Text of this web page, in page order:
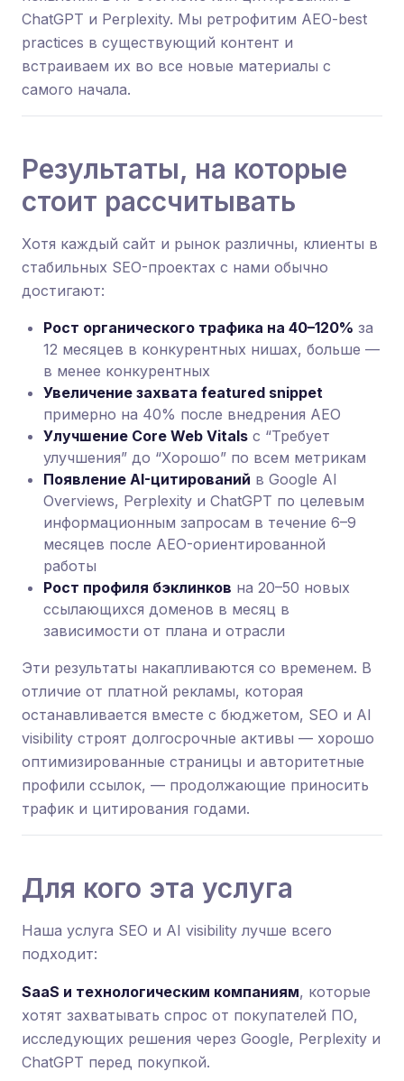
ChatGPT и Perplexity. Мы ретрофитим AEO-best
practices в существующий контент и
встраиваем их во все новые материалы с
самого начала.
Результаты, на которые
стоит рассчитывать
Хотя каждый сайт и рынок различны, клиенты в
стабильных SEO-проектах с нами обычно
достигают:
Рост органического трафика на 40–120% за
12 месяцев в конкурентных нишах, больше —
в менее конкурентных
Увеличение захвата featured snippet
примерно на 40% после внедрения AEO
Улучшение Core Web Vitals с “Требует
улучшения” до “Хорошо” по всем метрикам
Появление AI-цитирований в Google AI
Overviews, Perplexity и ChatGPT по целевым
информационным запросам в течение 6–9
месяцев после AEO-ориентированной
работы
Рост профиля бэклинков на 20–50 новых
ссылающихся доменов в месяц в
зависимости от плана и отрасли
Эти результаты накапливаются со временем. В
отличие от платной рекламы, которая
останавливается вместе с бюджетом, SEO и AI
visibility строят долгосрочные активы — хорошо
оптимизированные страницы и авторитетные
профили ссылок, — продолжающие приносить
трафик и цитирования годами.
Для кого эта услуга
Наша услуга SEO и AI visibility лучше всего
подходит:
SaaS и технологическим компаниям, которые
хотят захватывать спрос от покупателей ПО,
исследующих решения через Google, Perplexity и
ChatGPT перед покупкой.